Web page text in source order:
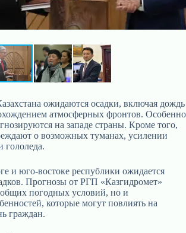
ожидаются осадки, включая дождь
атмосферных фронтов. Особенно
на западе страны. Кроме того,
о возможных туманах, усилении
гололеда.
и юго-востоке республики ожидается
Прогнозы от РГП «Казгидромет»
общих погодных условий, но и
которые могут повлиять на
граждан.